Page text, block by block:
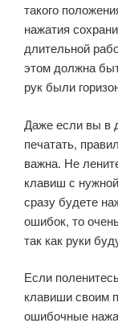
такого
нажатия
длительной
этом должна
рук были
Даже если вы в
печатать,
важна. Не
клавиш с
сразу будете
ошибок, то
так как руки
Если
клавиши своим
ошибочные